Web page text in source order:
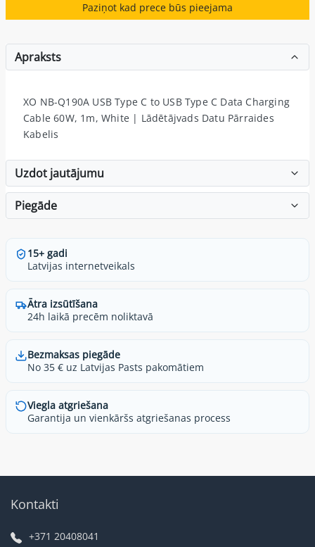
Paziņot kad prece būs pieejama
Apraksts
XO NB-Q190A USB Type C to USB Type C Data Charging
Cable 60W, 1m, White | Lādētājvads Datu Pārraides
Kabelis
Uzdot jautājumu
Piegāde
15+ gadi
Latvijas internetveikals
Ātra izsūtīšana
24h laikā precēm noliktavā
Bezmaksas piegāde
No 35 € uz Latvijas Pasts pakomātiem
Viegla atgriešana
Garantija un vienkāršs atgriešanas process
Kontakti
+371 20408041